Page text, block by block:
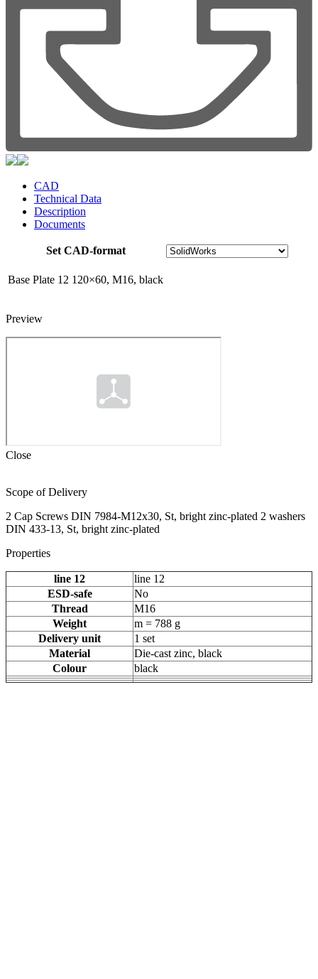
CAD
Technical Data
Description
Documents
Set CAD-format
Base Plate 12 120×60, M16, black
Preview
Close
Scope of Delivery
2 Cap Screws DIN 7984-M12x30, St, bright zinc-plated 2 washers
DIN 433-13, St, bright zinc-plated
Properties
line 12
line 12
ESD-safe
No
Thread
M16
Weight
m = 788 g
Delivery unit
1 set
Material
Die-cast zinc, black
Colour
black